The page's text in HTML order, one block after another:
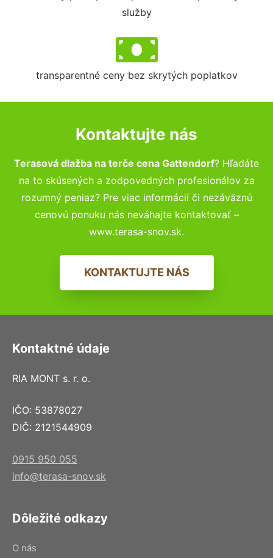
služby
transparentné ceny bez skrytých poplatkov
Kontaktujte nás
Terasová dlažba na terče cena Gattendorf? Hľadáte
na to skúsených a zodpovedných profesionálov za
rozumný peniaz? Pre viac informácií či nezáväznú
cenovú ponuku nás neváhajte kontaktovať –
www.terasa-snov.sk.
KONTAKTUJTE NÁS
Kontaktné údaje
RIA MONT s. r. o.
IČO: 53878027
DIČ: 2121544909
0915 950 055
info@terasa-snov.sk
Dôležité odkazy
O nás